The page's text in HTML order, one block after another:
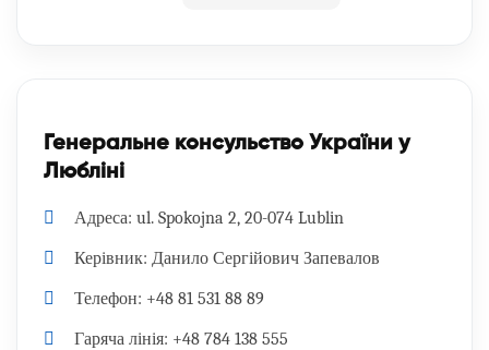
Генеральне консульство України у
Любліні
Адреса: ul. Spokojna 2, 20-074 Lublin
Керівник: Данило Сергійович Запевалов
Телефон: +48 81 531 88 89
Гаряча лінія: +48 784 138 555